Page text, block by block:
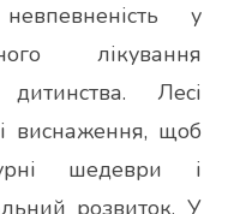
у
лікування
Лесі
виснаження, щоб
шедеври і